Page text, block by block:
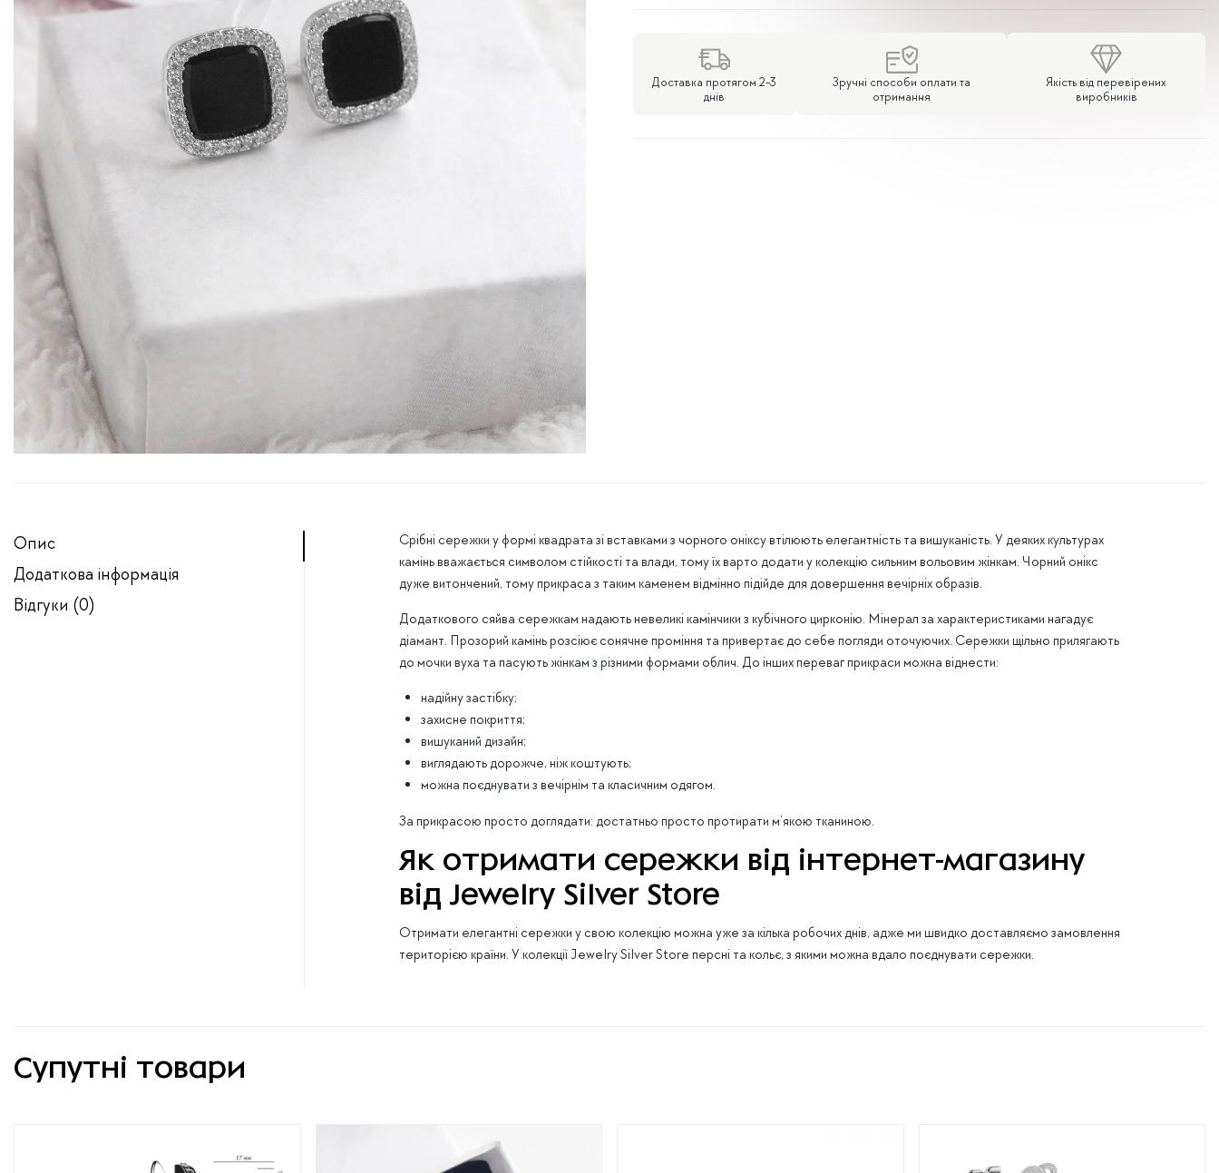
оніксом
кількість
Доставка протягом 2-3
днів
Зручні способи оплати та
отримання
Якість від перевірених
виробників
Опис
Додаткова інформація
Відгуки (0)
Срібні сережки у формі квадрата зі вставками з чорного оніксу втілюють елегантність та вишуканість. У деяких культурах
камінь вважається символом стійкості та влади, тому їх варто додати у колекцію сильним вольовим жінкам. Чорний онікс
дуже витончений, тому прикраса з таким каменем відмінно підійде для довершення вечірніх образів.
Додаткового сяйва сережкам надають невеликі камінчики з кубічного цирконію. Мінерал за характеристиками нагадує
діамант. Прозорий камінь розсіює сонячне проміння та привертає до себе погляди оточуючих. Сережки щільно прилягають
до мочки вуха та пасують жінкам з різними формами облич. До інших переваг прикраси можна віднести:
надійну застібку;
захисне покриття;
вишуканий дизайн;
виглядають дорожче, ніж коштують;
можна поєднувати з вечірнім та класичним одягом.
За прикрасою просто доглядати: достатньо просто протирати м’якою тканиною.
Як отримати сережки від інтернет-магазину
від Jewelry Silver Store
Отримати елегантні сережки у свою колекцію можна уже за кілька робочих днів, адже ми швидко доставляємо замовлення
територією країни. У колекції Jewelry Silver Store персні та кольє, з якими можна вдало поєднувати сережки.
Супутні товари